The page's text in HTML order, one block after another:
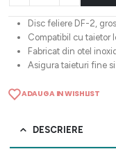
Disc feliere DF-2,
Compatibil cu taietor
Fabricat din otel
Asigura taieturi fine
ADAUGA IN WISHLIST
DESCRIERE